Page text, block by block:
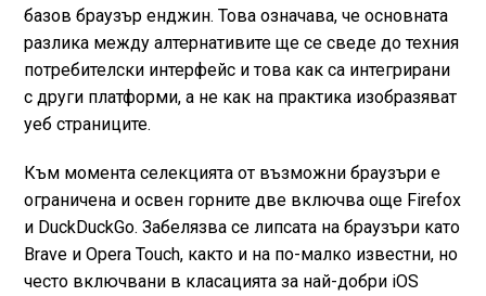
базов браузър енджин. Това означава, че основната
разлика между алтернативите ще се сведе до техния
потребителски интерфейс и това как са интегрирани
с други платформи, а не как на практика изобразяват
уеб страниците.
Към момента селекцията от възможни браузъри е
ограничена и освен горните две включва още Firefox
и DuckDuckGo. Забелязва се липсата на браузъри като
Brave и Opera Touch, както и на по-малко известни, но
често включвани в класацията за най-добри iOS